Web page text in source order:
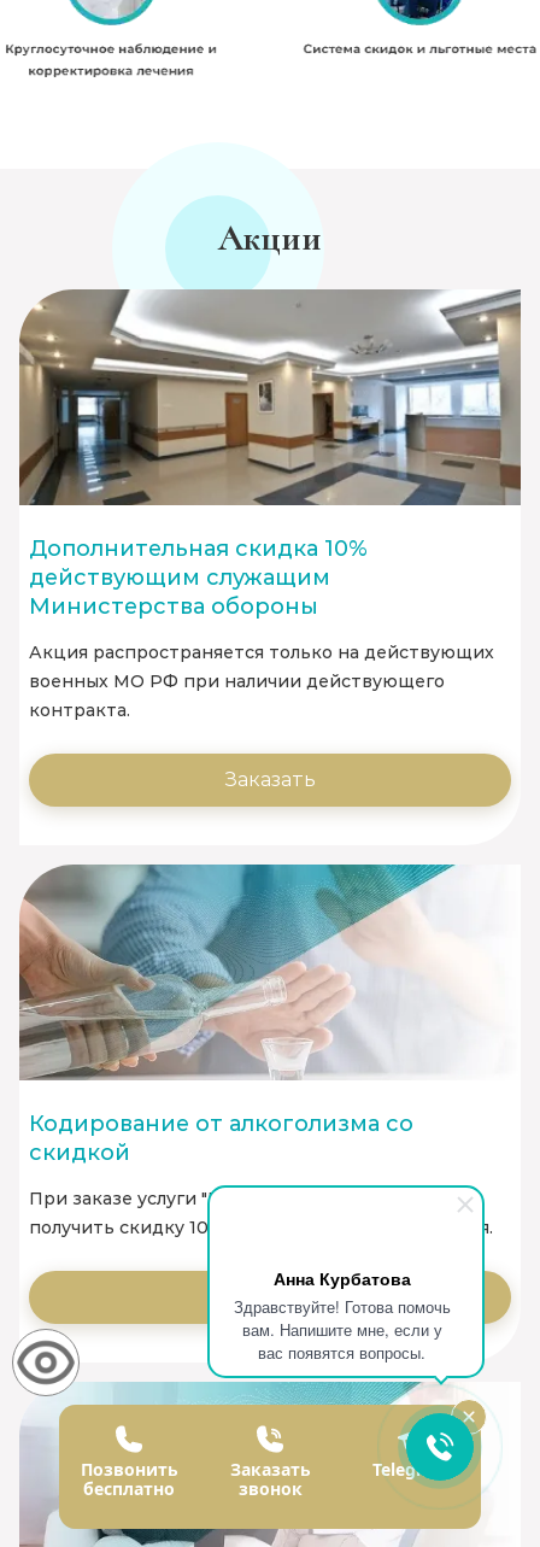
Анна Курбатова
Здравствуйте! Готова помочь
вам. Напишите мне, если у
вас появятся вопросы.
Акции
Дополнительная скидка 10%
действующим служащим
Министерства обороны
Акция распространяется только на действующих
военных МО РФ при наличии действующего
контракта.
Заказать
Кодирование от алкоголизма со
скидкой
При заказе услуги "Вывод из запоя", вы можете
получить скидку 1000 руб. на услугу кодирования.
Заказать
Позвонить
бесплатно
Заказать
звонок
Telegram